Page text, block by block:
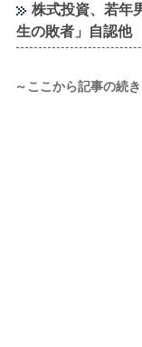
株式投資、若年
生の敗者」自認他
～ここから記事の続き